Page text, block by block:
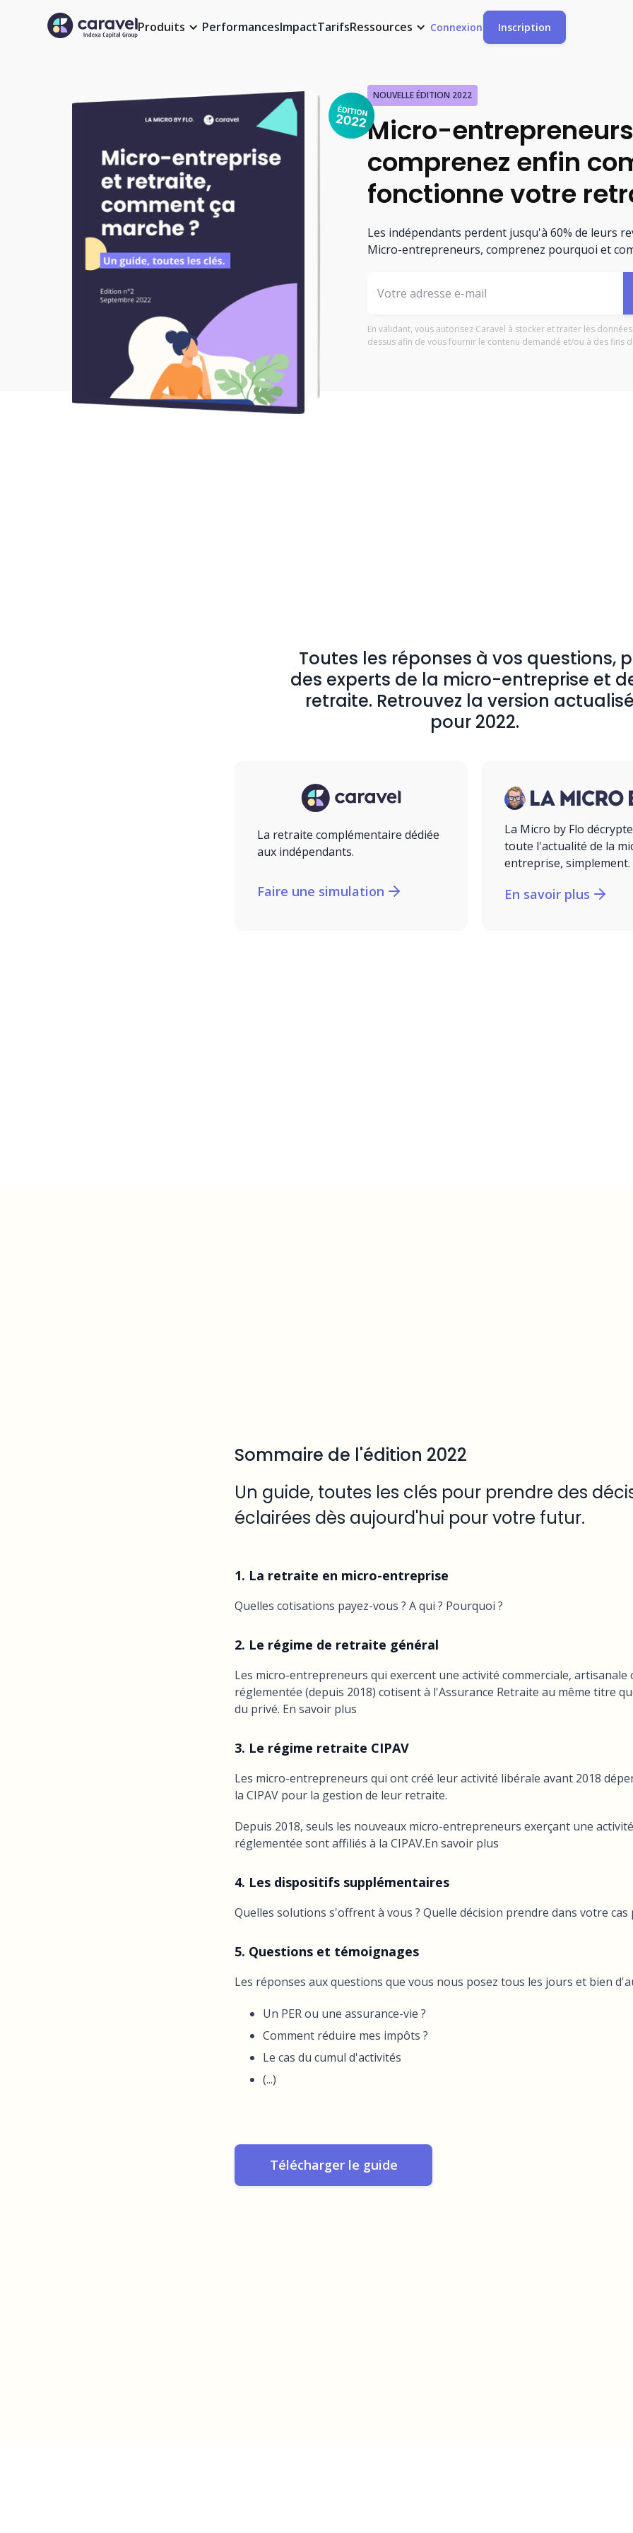
Produits PerformancesImpactTarifsRessources Connexion Inscription
NOUVELLE ÉDITION 2022
Micro-
comprenez enfin
fonctionne votre
Les indépendants perdent jusqu'à 60% de leurs
Micro-entrepreneurs, comprenez pourquoi et
En validant, vous autorisez Caravel à stocker et traiter les
dessus afin de vous fournir le contenu demandé et/ou à des fins
Toutes les réponses à vos questions,
des experts de la micro-entreprise et
retraite. Retrouvez la version
pour 2022.
La retraite complémentaire dédiée
aux indépendants.
Faire une simulation
La Micro by Flo
toute l'actualité de la
entreprise, simplement.
En savoir plus
Sommaire de l'édition 2022
Un guide, toutes les clés pour prendre des
éclairées dès aujourd'hui pour votre futur.
1. La retraite en micro-entreprise
Quelles cotisations payez-vous ? A qui ? Pourquoi ?
2. Le régime de retraite général
Les micro-entrepreneurs qui exercent une activité commerciale, artisanale
réglementée (depuis 2018) cotisent à l'Assurance Retraite au même titre
du privé. En savoir plus
3. Le régime retraite CIPAV
Les micro-entrepreneurs qui ont créé leur activité libérale avant 2018
la CIPAV pour la gestion de leur retraite.
Depuis 2018, seuls les nouveaux micro-entrepreneurs exerçant une
réglementée sont affiliés à la CIPAV.En savoir plus
4. Les dispositifs supplémentaires
Quelles solutions s'offrent à vous ? Quelle décision prendre dans votre cas
5. Questions et témoignages
Les réponses aux questions que vous nous posez tous les jours et bien
Un PER ou une assurance-vie ?
Comment réduire mes impôts ?
Le cas du cumul d'activités
(...)
Télécharger le guide